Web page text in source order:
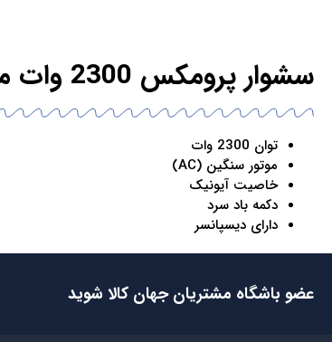
سشوار پرومکس 2300 وات مدل 7415D
توان 2300 وات
موتور سنگین (AC)
خاصیت آیونیک
دکمه باد سرد
دارای دیسپانسر
عضو باشگاه مشتریان جهان کالا شوید